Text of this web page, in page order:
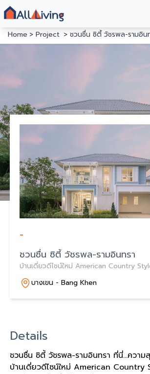
Home
Project ชวนชื่น ซิตี้ วัชรพล-รามอิน
-
ชวนชื่น ซิตี้ วัชรพล-รามอินทรา
บ้านเดี่ยวดีไซน์ใหม่ American Country
บางเขน - Bang Khen
Details
ชวนชื่น ซิตี้ วัชรพล-รามอินทรา ที่นี่...ความ
บ้านเดี่ยวดีไซน์ใหม่ American Country